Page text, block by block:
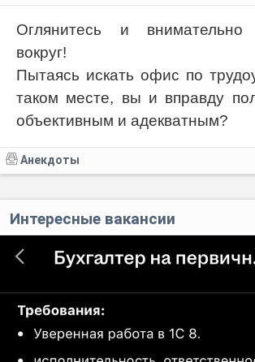
Оглянитесь и внимательно
вокруг!
Пытаясь искать офис по
таком месте, вы и вправду
объективным и адекватным?
Анекдоты
Интересные вакансии